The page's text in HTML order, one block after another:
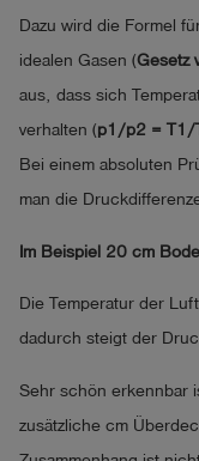
Dazu wird die Formel
idealen Gasen (Gesetz
aus, dass sich
verhalten (p1/p2 = T1/
Bei einem absoluten
man die
Im Beispiel 20 cm
Die Temperatur der
dadurch steigt der
Sehr schön erkennbar
zusätzliche cm